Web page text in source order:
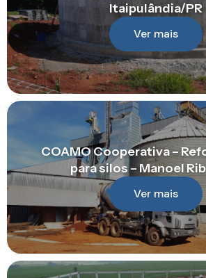
Itaipulândia/PR
Ver mais
COAMO Cooperativa –
para silos – Manoel
Ver mais